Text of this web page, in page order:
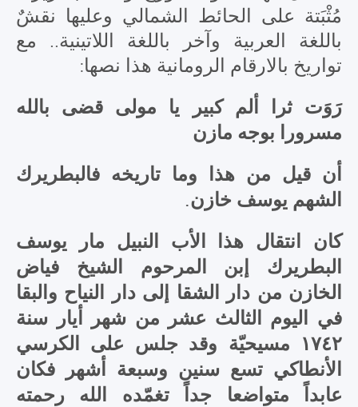
مُثْبَتة على الحائط الشمالي وعليها نقشٌ
باللغة العربية وآخر باللغة اللاتينية.. مع
تواريخ بالارقام الرومانية هذا نصها:
رَوَت ثرا ألم كبير يا مولى قضى بالله
مسرورا بوجه مازن
أن قيل من هذا وما تاريخه فالبطريرك
الشهم يوسف خازن.
كان انتقال هذا الأب النبيل مار يوسف
البطريرك إبن المرحوم الشيخ فياض
الخازن من دار الشقا إلى دار النياح والبقا
في اليوم الثالث عشر من شهر أيار سنة
١٧٤٢ مسيحيّة وقد جلس على الكرسي
الأنطاكي تسع سنين وسبعة أشهر فكان
عابداً متواضعا جداً تغمّده الله رحمته